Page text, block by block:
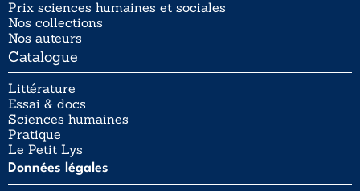
Prix sciences humaines et sociales
Nos collections
Nos auteurs
Catalogue
Littérature
Essai & docs
Sciences humaines
Pratique
Le Petit Lys
Données légales